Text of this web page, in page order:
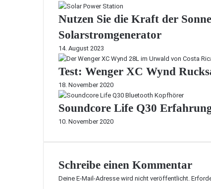
Nutzen Sie die Kraft der
Solarstromgenerator
14. August 2023
Test: Wenger XC Wynd
18. November 2020
Soundcore Life Q30
10. November 2020
Schreibe einen Kommentar
Deine E-Mail-Adresse wird nicht veröffentlicht.